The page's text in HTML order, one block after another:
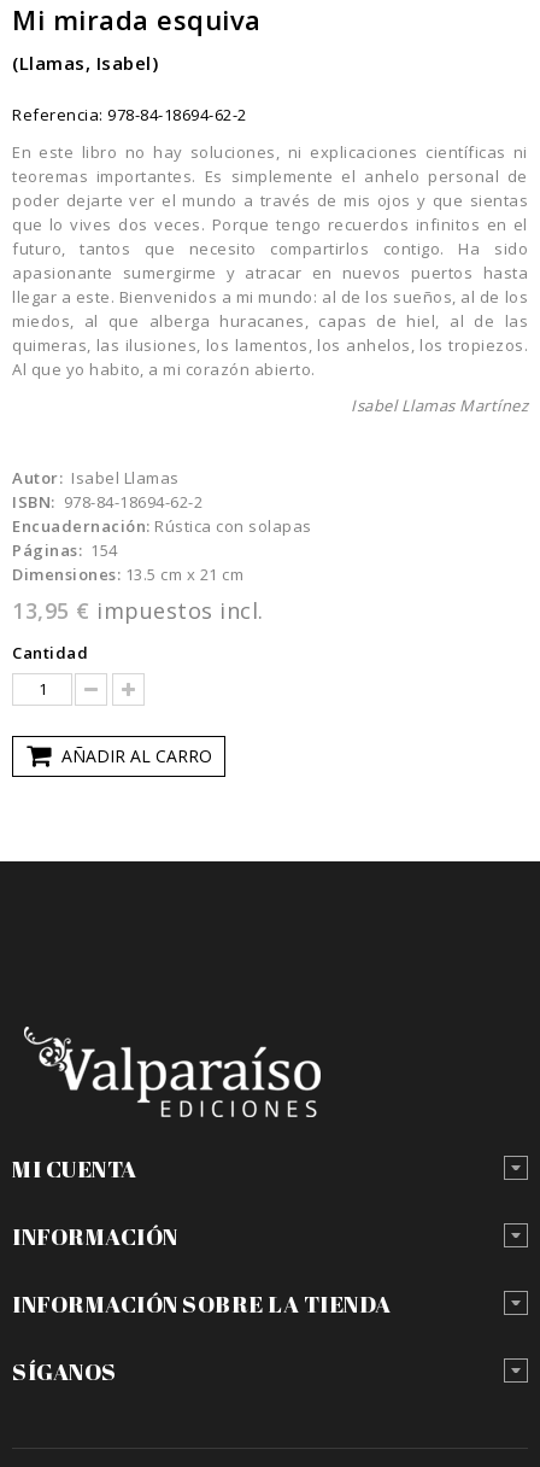
Mi mirada esquiva
(Llamas, Isabel)
Referencia: 978-84-18694-62-2
En este libro no hay soluciones, ni explicaciones científicas ni
teoremas importantes. Es simplemente el anhelo personal de
poder dejarte ver el mundo a través de mis ojos y que sientas
que lo vives dos veces. Porque tengo recuerdos infinitos en el
futuro, tantos que necesito compartirlos contigo. Ha sido
apasionante sumergirme y atracar en nuevos puertos hasta
llegar a este. Bienvenidos a mi mundo: al de los sueños, al de los
miedos, al que alberga huracanes, capas de hiel, al de las
quimeras, las ilusiones, los lamentos, los anhelos, los tropiezos.
Al que yo habito, a mi corazón abierto.
Isabel Llamas Martínez
Autor: Isabel Llamas
ISBN: 978-84-18694-62-2
Encuadernación: Rústica con solapas
Páginas: 154
Dimensiones: 13.5 cm x 21 cm
13,95 € impuestos incl.
Cantidad
AÑADIR AL CARRO
MI CUENTA
INFORMACIÓN
INFORMACIÓN SOBRE LA TIENDA
SÍGANOS